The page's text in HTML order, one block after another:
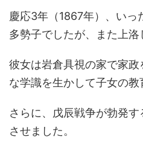
慶応3年（1867年）、いっ
多勢子でしたが、また上洛
彼女は岩倉具視の家で家
な学識を生かして子女の教
さらに、戊辰戦争が勃発
させました。